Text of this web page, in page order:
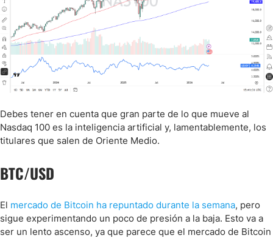
Debes tener en cuenta que gran parte de lo que mueve al
Nasdaq 100 es la inteligencia artificial y, lamentablemente, los
titulares que salen de Oriente Medio.
BTC/USD
El mercado de Bitcoin ha repuntado durante la semana, pero
sigue experimentando un poco de presión a la baja. Esto va a
ser un lento ascenso, ya que parece que el mercado de Bitcoin